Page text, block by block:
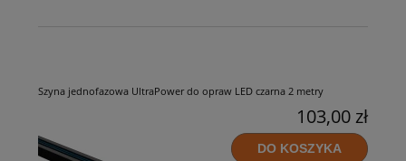
Szyna jednofazowa UltraPower do opraw LED czarna 2 metry
103,00 zł
DO KOSZYKA